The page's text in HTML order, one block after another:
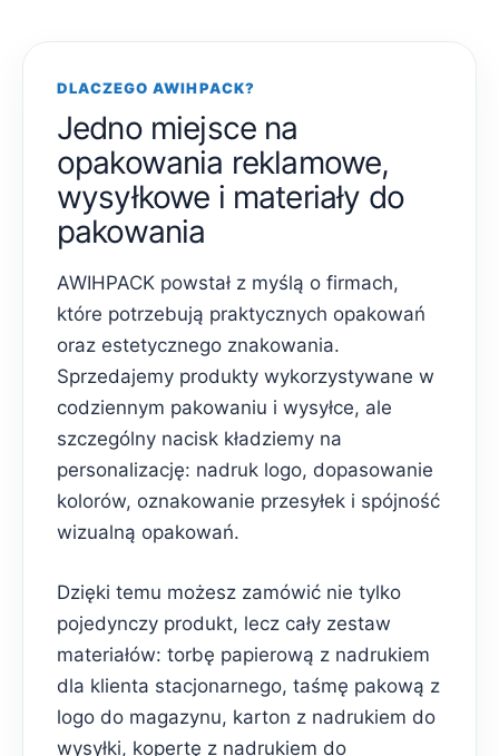
DLACZEGO AWIHPACK?
Jedno miejsce na
opakowania reklamowe,
wysyłkowe i materiały do
pakowania
AWIHPACK powstał z myślą o firmach,
które potrzebują praktycznych opakowań
oraz estetycznego znakowania.
Sprzedajemy produkty wykorzystywane w
codziennym pakowaniu i wysyłce, ale
szczególny nacisk kładziemy na
personalizację: nadruk logo, dopasowanie
kolorów, oznakowanie przesyłek i spójność
wizualną opakowań.
Dzięki temu możesz zamówić nie tylko
pojedynczy produkt, lecz cały zestaw
materiałów: torbę papierową z nadrukiem
dla klienta stacjonarnego, taśmę pakową z
logo do magazynu, karton z nadrukiem do
wysyłki, kopertę z nadrukiem do